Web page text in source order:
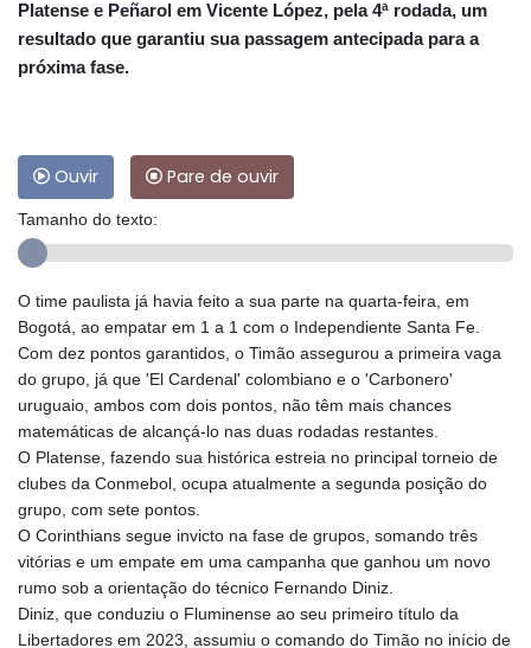
Platense e Peñarol em Vicente López, pela 4ª rodada, um
resultado que garantiu sua passagem antecipada para a
próxima fase.
Ouvir Pare de ouvir
Tamanho do texto:
O time paulista já havia feito a sua parte na quarta-feira, em
Bogotá, ao empatar em 1 a 1 com o Independiente Santa Fe.
Com dez pontos garantidos, o Timão assegurou a primeira vaga
do grupo, já que 'El Cardenal' colombiano e o 'Carbonero'
uruguaio, ambos com dois pontos, não têm mais chances
matemáticas de alcançá-lo nas duas rodadas restantes.
O Platense, fazendo sua histórica estreia no principal torneio de
clubes da Conmebol, ocupa atualmente a segunda posição do
grupo, com sete pontos.
O Corinthians segue invicto na fase de grupos, somando três
vitórias e um empate em uma campanha que ganhou um novo
rumo sob a orientação do técnico Fernando Diniz.
Diniz, que conduziu o Fluminense ao seu primeiro título da
Libertadores em 2023, assumiu o comando do Timão no início de